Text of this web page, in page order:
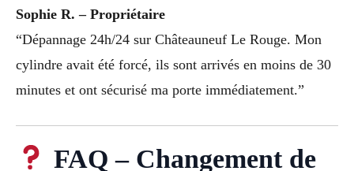
Sophie R. – Propriétaire
“Dépannage 24h/24 sur Châteauneuf Le Rouge. Mon
cylindre avait été forcé, ils sont arrivés en moins de 30
minutes et ont sécurisé ma porte immédiatement.”
FAQ – Changement de